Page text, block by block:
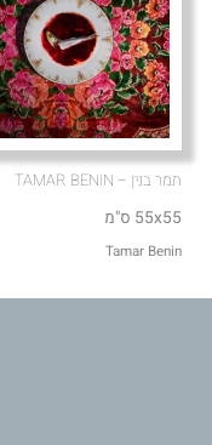
תמר בנין – TAMAR BENIN
55x55 ס"מ
Tamar Benin